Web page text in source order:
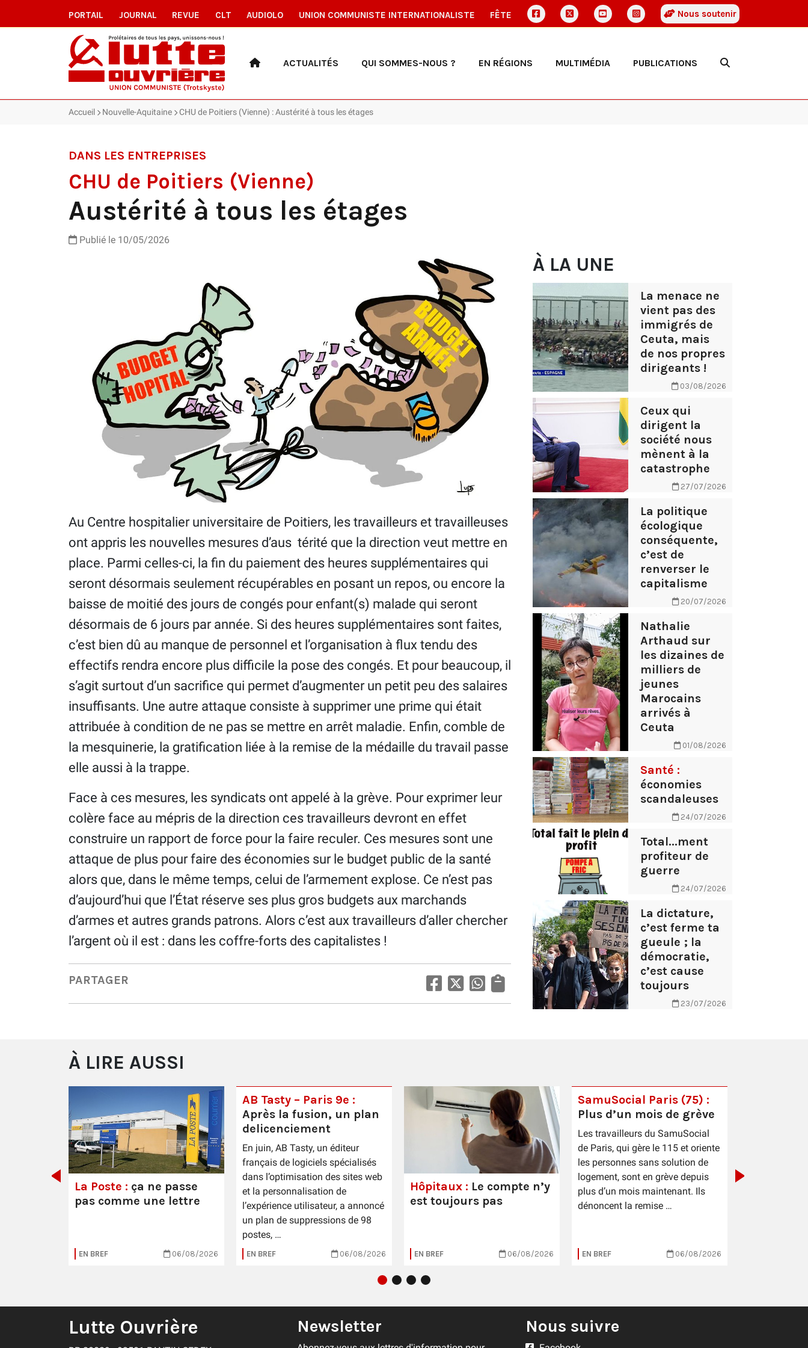
PORTAIL JOURNAL REVUE CLT AUDIOLO UNION COMMUNISTE INTERNATIONALISTE FÊTE Nous soutenir
ACTUALITÉS QUI SOMMES-NOUS ? EN RÉGIONS MULTIMÉDIA PUBLICATIONS
Accueil Nouvelle-Aquitaine CHU de Poitiers (Vienne) : Austérité à tous les étages
DANS LES ENTREPRISES
CHU de Poitiers (Vienne)
Austérité à tous les étages
Publié le 10/05/2026
Au Centre hospitalier universitaire de Poitiers, les travailleurs et travailleuses
ont appris les nouvelles mesures d’aus térité que la direction veut mettre en
place. Parmi celles-ci, la fin du paiement des heures supplémentaires qui
seront désormais seulement récupérables en posant un repos, ou encore la
baisse de moitié des jours de congés pour enfant(s) malade qui seront
désormais de 6 jours par année. Si des heures supplémentaires sont faites,
c’est bien dû au manque de personnel et l’organisation à flux tendu des
effectifs rendra encore plus difficile la pose des congés. Et pour beaucoup, il
s’agit surtout d’un sacrifice qui permet d’augmenter un petit peu des salaires
insuffisants. Une autre attaque consiste à supprimer une prime qui était
attribuée à condition de ne pas se mettre en arrêt maladie. Enfin, comble de
la mesquinerie, la gratification liée à la remise de la médaille du travail passe
elle aussi à la trappe.
Face à ces mesures, les syndicats ont appelé à la grève. Pour exprimer leur
colère face au mépris de la direction ces travailleurs devront en effet
construire un rapport de force pour la faire reculer. Ces mesures sont une
attaque de plus pour faire des économies sur le budget public de la santé
alors que, dans le même temps, celui de l’armement explose. Ce n’est pas
d’aujourd’hui que l’État réserve ses plus gros budgets aux marchands
d’armes et autres grands patrons. Alors c’est aux travailleurs d’aller chercher
l’argent où il est : dans les coffre-forts des capitalistes !
PARTAGER
À LA UNE
La menace ne
vient pas des
immigrés de
Ceuta, mais
de nos propres
dirigeants !
03/08/2026
Ceux qui
dirigent la
société nous
mènent à la
catastrophe
27/07/2026
La politique
écologique
conséquente,
c’est de
renverser le
capitalisme
20/07/2026
Nathalie
Arthaud sur
les dizaines de
milliers de
jeunes
Marocains
arrivés à
Ceuta
01/08/2026
Santé :
économies
scandaleuses
24/07/2026
Total...ment
profiteur de
guerre
24/07/2026
La dictature,
c’est ferme ta
gueule ; la
démocratie,
c’est cause
toujours
23/07/2026
À LIRE AUSSI
La Poste : ça ne passe
pas comme une lettre
EN BREF 06/08/2026
AB Tasty – Paris 9e :
Après la fusion, un plan
delicenciement
En juin, AB Tasty, un éditeur
français de logiciels spécialisés
dans l’optimisation des sites web
et la personnalisation de
l’expérience utilisateur, a annoncé
un plan de suppressions de 98
postes, …
EN BREF 06/08/2026
Hôpitaux : Le compte n’y
est toujours pas
EN BREF 06/08/2026
SamuSocial Paris (75) :
Plus d’un mois de grève
Les travailleurs du SamuSocial
de Paris, qui gère le 115 et oriente
les personnes sans solution de
logement, sont en grève depuis
plus d’un mois maintenant. Ils
dénoncent la remise …
EN BREF 06/08/2026
Lutte Ouvrière Newsletter Nous suivre